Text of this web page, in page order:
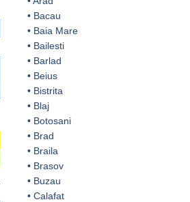
• Bacau
• Baia Mare
• Bailesti
• Barlad
• Beius
• Bistrita
• Blaj
• Botosani
• Brad
• Braila
• Brasov
• Buzau
• Calafat